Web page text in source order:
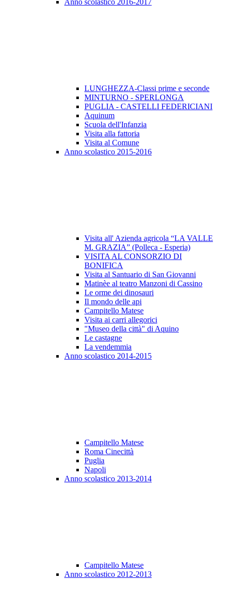
Anno scolastico 2016-2017
LUNGHEZZA-Classi prime e seconde
MINTURNO - SPERLONGA
PUGLIA - CASTELLI FEDERICIANI
Aquinum
Scuola dell'Infanzia
Visita alla fattoria
Visita al Comune
Anno scolastico 2015-2016
Visita all' Azienda agricola “LA VALLE
M. GRAZIA” (Polleca - Esperia)
VISITA AL CONSORZIO DI
BONIFICA
Visita al Santuario di San Giovanni
Matinèe al teatro Manzoni di Cassino
Le orme dei dinosauri
Il mondo delle api
Campitello Matese
Visita ai carri allegorici
"Museo della città" di Aquino
Le castagne
La vendemmia
Anno scolastico 2014-2015
Campitello Matese
Roma Cinecittà
Puglia
Napoli
Anno scolastico 2013-2014
Campitello Matese
Anno scolastico 2012-2013